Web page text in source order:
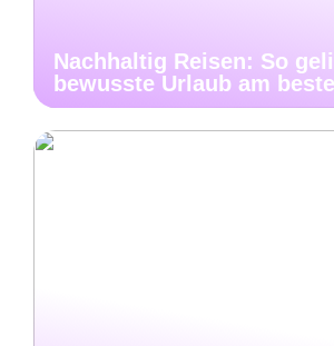
Nachhaltig Reisen: So
bewusste Urlaub am